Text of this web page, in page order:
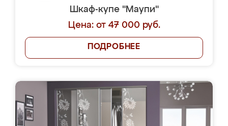
Шкаф-купе "Маупи"
Цена: от 47 000 руб.
ПОДРОБНЕЕ